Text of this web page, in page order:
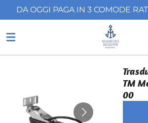
al
contenuto
DA OGGI PAGA IN 3 COMODE
TM
00